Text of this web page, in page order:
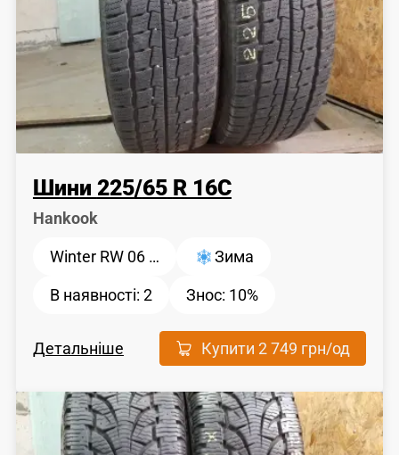
Шини 225/65 R 16C
Hankook
Winter RW 06 … Зима
В наявності: 2 Знос: 10%
Детальніше Купити2 749 грн/од